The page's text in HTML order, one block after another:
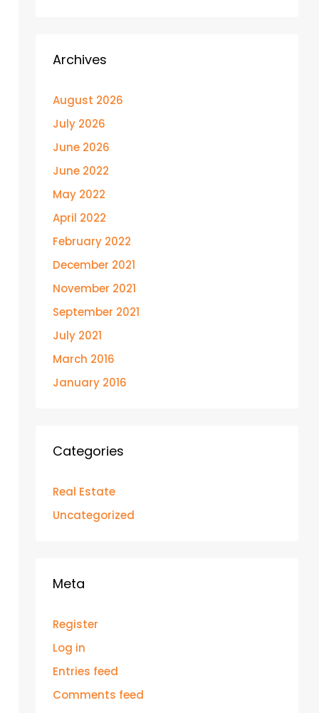
Archives
August 2026
July 2026
June 2026
June 2022
May 2022
April 2022
February 2022
December 2021
November 2021
September 2021
July 2021
March 2016
January 2016
Categories
Real Estate
Uncategorized
Meta
Register
Log in
Entries feed
Comments feed